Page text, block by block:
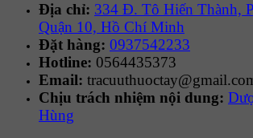
Địa chỉ: 334 Đ. Tô Hiến Thành,
Quận 10, Hồ Chí Minh
Đặt hàng: 0937542233
Hotline: 0564435373
Email:
Chịu trách nhiệm nội dung:
Hùng